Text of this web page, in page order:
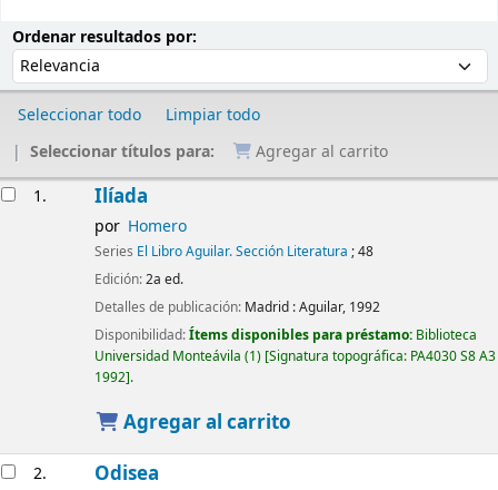
Ordenar resultados por:
Seleccionar todo
Limpiar todo
Seleccionar títulos para:
Agregar al carrito
1. Ilíada
por Homero
Series El Libro Aguilar. Sección Literatura ; 48
Edición:2a ed.
Detalles de publicación: Madrid :Aguilar, 1992
Disponibilidad:Ítems disponibles para préstamo: Biblioteca
Universidad Monteávila (1) Signatura topográfica: PA4030 S8 A3
1992 .
Agregar al carrito
2. Odisea